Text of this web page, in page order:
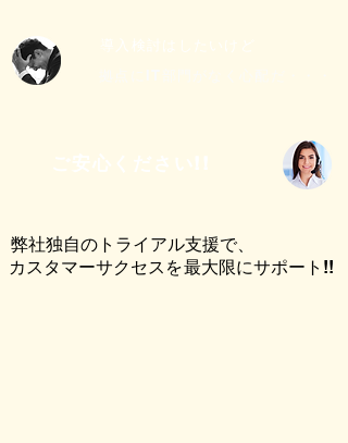
​弊社独自のトライアル支援で、​
最大限にサポート!!
カスタマーサクセスを